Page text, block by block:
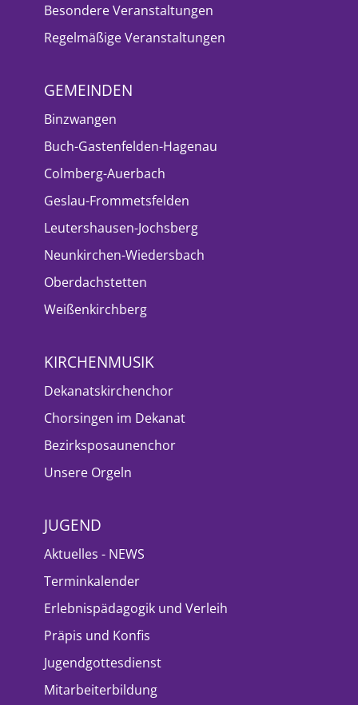
Besondere Veranstaltungen
Regelmäßige Veranstaltungen
GEMEINDEN
Binzwangen
Buch-Gastenfelden-Hagenau
Colmberg-Auerbach
Geslau-Frommetsfelden
Leutershausen-Jochsberg
Neunkirchen-Wiedersbach
Oberdachstetten
Weißenkirchberg
KIRCHENMUSIK
Dekanatskirchenchor
Chorsingen im Dekanat
Bezirksposaunenchor
Unsere Orgeln
JUGEND
Aktuelles - NEWS
Terminkalender
Erlebnispädagogik und Verleih
Präpis und Konfis
Jugendgottesdienst
Mitarbeiterbildung